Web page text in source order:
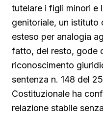
tutelare i figli minori e
genitoriale, un istituto
esteso per analogia
fatto, del resto, gode
riconoscimento
sentenza n. 148 del
Costituzionale ha
relazione stabile